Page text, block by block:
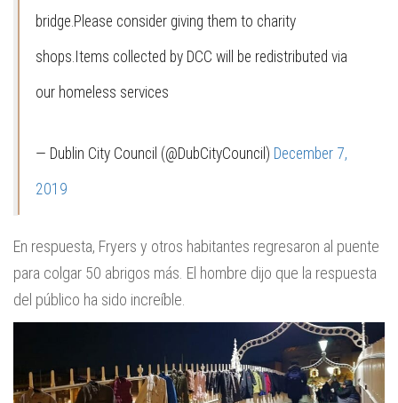
bridge.Please consider giving them to charity
shops.Items collected by DCC will be redistributed via
our homeless services
— Dublin City Council (@DubCityCouncil) December 7,
2019
En respuesta, Fryers y otros habitantes regresaron al puente
para colgar 50 abrigos más. El hombre dijo que la respuesta
del público ha sido increíble.